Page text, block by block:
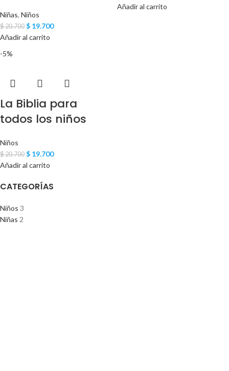
CATEGORÍAS
Niños 3
Niñas 2
Niñas, Niños
$20.700 $ 19.700
Añadir al carrito
Añadir al carrito
-5%
La Biblia para
todos los niños
Niños
$20.700 $ 19.700
Añadir al carrito